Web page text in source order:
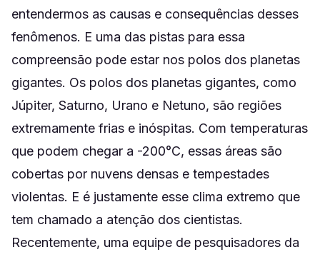
entendermos as causas e consequências desses
fenômenos. E uma das pistas para essa
compreensão pode estar nos polos dos planetas
gigantes. Os polos dos planetas gigantes, como
Júpiter, Saturno, Urano e Netuno, são regiões
extremamente frias e inóspitas. Com temperaturas
que podem chegar a -200°C, essas áreas são
cobertas por nuvens densas e tempestades
violentas. E é justamente esse clima extremo que
tem chamado a atenção dos cientistas.
Recentemente, uma equipe de pesquisadores da